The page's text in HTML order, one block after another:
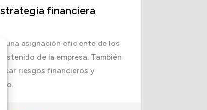
financiera
una asignación eficiente de los
de la empresa. También
riesgos financieros y